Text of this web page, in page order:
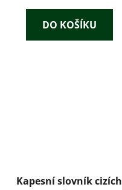
DO KOŠÍKU
Kapesní slovník cizích